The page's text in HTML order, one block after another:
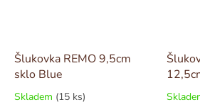
Šlukovka REMO 9,5cm
sklo Blue
Skladem (15 ks)